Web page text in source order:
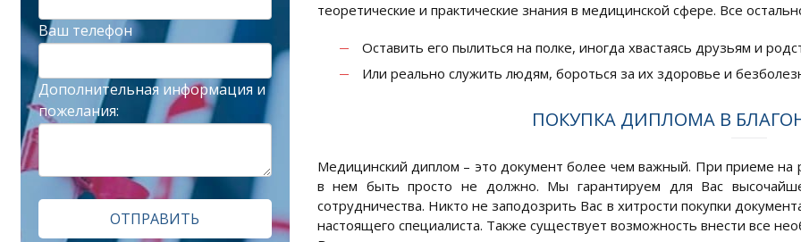
Ваш телефон
Дополнительная информация и
пожелания:
ОТПРАВИТЬ
теоретические и практические знания в медицинской сфере. Все
Оставить его пылиться на полке, иногда хвастаясь друзьям и
Или реально служить людям, бороться за их здоровье и
ПОКУПКА ДИПЛОМА В
Медицинский диплом – это документ более чем важный. При приеме на
в нем быть просто не должно. Мы гарантируем для Вас
сотрудничества. Никто не заподозрить Вас в хитрости покупки
настоящего специалиста. Также существует возможность внести все